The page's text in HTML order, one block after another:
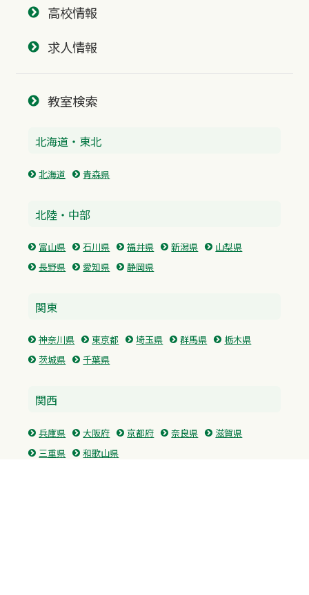
高校情報
求人情報
教室検索
北海道・東北
北海道 青森県
北陸・中部
富山県 石川県 福井県 新潟県
山梨県
長野県
愛知県 静岡県
関東
神奈川県 東京都 埼玉県 群馬県
栃木県
茨城県
千葉県
関西
兵庫県 大阪府 京都府 奈良県
滋賀県
三重県
和歌山県